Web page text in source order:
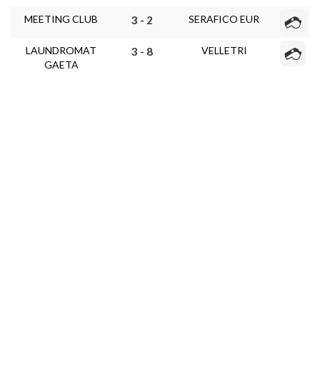
MEETING CLUB 3 - 2 SERAFICO EUR
LAUNDROMAT
GAETA
3 - 8 VELLETRI